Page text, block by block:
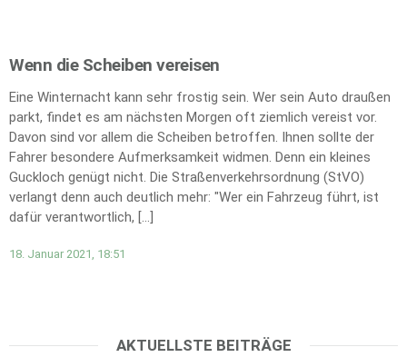
Wenn die Scheiben vereisen
Eine Winternacht kann sehr frostig sein. Wer sein Auto draußen
parkt, findet es am nächsten Morgen oft ziemlich vereist vor.
Davon sind vor allem die Scheiben betroffen. Ihnen sollte der
Fahrer besondere Aufmerksamkeit widmen. Denn ein kleines
Guckloch genügt nicht. Die Straßenverkehrsordnung (StVO)
verlangt denn auch deutlich mehr: "Wer ein Fahrzeug führt, ist
dafür verantwortlich, […]
18. Januar 2021, 18:51
AKTUELLSTE BEITRÄGE